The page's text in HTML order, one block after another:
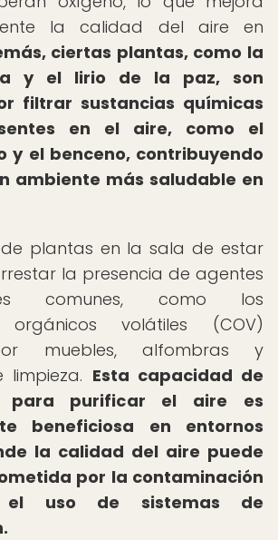
la calidad del aire en
ciertas plantas, como la
y el lirio de la paz, son
filtrar sustancias químicas
en el aire, como el
y el benceno, contribuyendo
ambiente más saludable en
plantas en la sala de estar
la presencia de agentes
comunes, como los
orgánicos volátiles (COV)
muebles, alfombras y
Esta capacidad de
para purificar el aire es
beneficiosa en entornos
la calidad del aire puede
por la contaminación
uso de sistemas de